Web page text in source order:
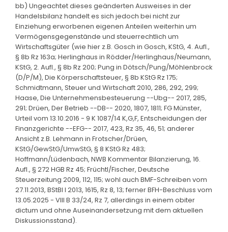
bb) Ungeachtet dieses geänderten Ausweises in der
Handelsbilanz handelt es sich jedoch bei nicht zur
Einziehung erworbenen eigenen Anteilen weiterhin um
Vermögensgegenstände und steuerrechtlich um
Wirtschaftsgüter (wie hier z.B. Gosch in Gosch, KStG, 4. Aufl.,
§ 8b Rz 163a; Herlinghaus in Rödder/Herlinghaus/Neumann,
KStG, 2. Aufl., § 8b Rz 200; Pung in Dötsch/Pung/Möhlenbrock
(D/P/M), Die Körperschaftsteuer, § 8b KStG Rz 175;
Schmidtmann, Steuer und Wirtschaft 2010, 286, 292, 299;
Haase, Die Unternehmensbesteuerung --Ubg-- 2017, 285,
291; Drüen, Der Betrieb --DB-- 2020, 1807, 1811; FG Münster,
Urteil vom 13.10.2016 - 9 K 1087/14 K,G,F, Entscheidungen der
Finanzgerichte --EFG-- 2017, 423, Rz 35, 46, 51; anderer
Ansicht z.B. Lehmann in Frotscher/Drüen,
KStG/GewStG/UmwStG, § 8 KStG Rz 483;
Hoffmann/Lüdenbach, NWB Kommentar Bilanzierung, 16.
Aufl., § 272 HGB Rz 45; Früchtl/Fischer, Deutsche
Steuerzeitung 2009, 112, 115; wohl auch BMF-Schreiben vom
27.11.2013, BStBl I 2013, 1615, Rz 8, 13; ferner BFH-Beschluss vom
13.05.2025 - VIII B 33/24, Rz 7, allerdings in einem obiter
dictum und ohne Auseinandersetzung mit dem aktuellen
Diskussionsstand).